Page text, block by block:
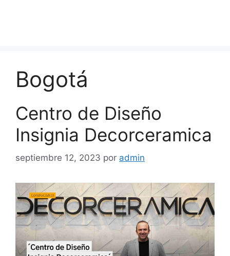
Bogotá
Centro de Diseño
Insignia Decorceramica
septiembre 12, 2023 por admin